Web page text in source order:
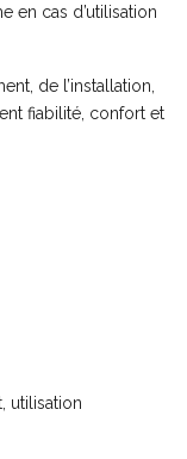
en cas d’utilisation
de l’installation,
fiabilité, confort et
utilisation